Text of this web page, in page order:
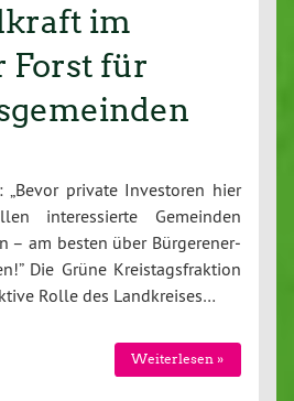
im
Forst für
private In­ves­to­ren hier
in­ter­es­sier­te Gemeinden
– am besten über Bür­ge­r­ener­
Die Grüne Kreis­tags­frak­ti­on
Rolle des Land­krei­ses…
Wei­ter­le­sen »